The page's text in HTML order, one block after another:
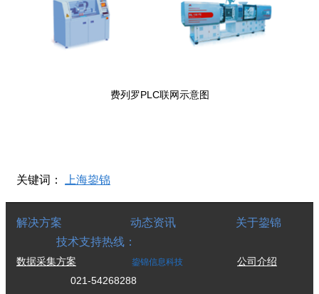
费列罗PLC联网示意图
关键词： 上海鋆锦
解决方案 动态资讯 关于鋆锦
技术支持热线：
数据采集方案 鋆锦信息科技
公司介绍
021-54268288